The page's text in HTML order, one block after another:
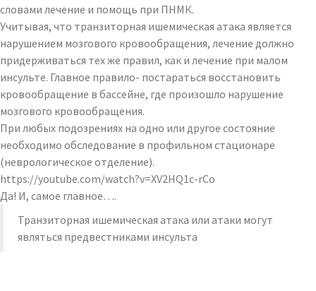
словами лечение и помощь при ПНМК.
Учитывая, что транзиторная ишемическая атака является
нарушением мозгового кровообращения, лечение должно
придерживаться тех же правил, как и лечение при малом
инсульте. Главное правило- постараться восстановить
кровообращение в бассейне, где произошло нарушение
мозгового кровообращения.
При любых подозрениях на одно или другое состояние
необходимо обследование в профильном стационаре
(неврологическое отделение).
https://youtube.com/watch?v=XV2HQ1c-rCo
Да! И, самое главное….
Транзиторная ишемическая атака или атаки могут
являться предвестниками инсульта